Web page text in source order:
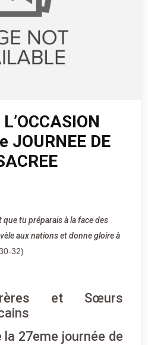
JOURNEE DE
tu préparais à la face des
aux nations et donne gloire à
32)
et Sœurs
la 27eme journée de